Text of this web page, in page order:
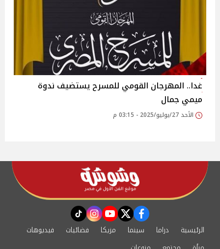
غدا.. المهرجان القومي للمسرح يستضيف ندوة
ميمي جمال
الأحد 27/يوليو/2025 - 03:15 م
facebook
twitter
youtube
instagram
tiktok
الرئيسية دراما سينما مزيكا فضائيات
فيديوهات